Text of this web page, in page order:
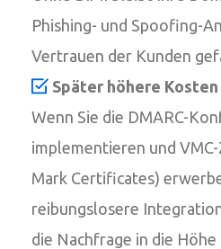
Phishing- und Spoofing-
Vertrauen der Kunden
Später höhere Kosten
Wenn Sie die DMARC-
implementieren und
Mark Certificates)
reibungslosere
die Nachfrage in die Höhe